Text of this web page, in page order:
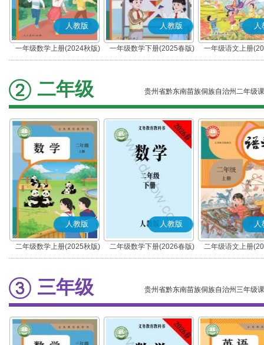
人教版
一年级数学上册(2024秋版)
人教版
一年级数学下册(2025春版)
人
一年级语文上册
(部编版)
二年级 贵州省黔东南苗族侗族自治州二年级
人教版
二年级数学上册(2025秋版)
人教版
二年级数学下册(2026春版)
人
二年级语文上册
(部编版)
三年级 贵州省黔东南苗族侗族自治州三年级